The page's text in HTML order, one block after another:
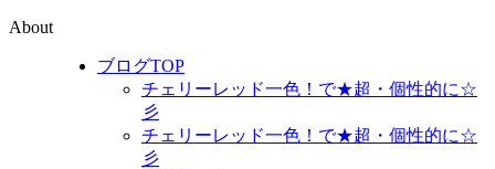
About
ブログTOP
チェリーレッド一色！で★超・個性的に☆
彡
チェリーレッド一色！で★超・個性的に☆
彡